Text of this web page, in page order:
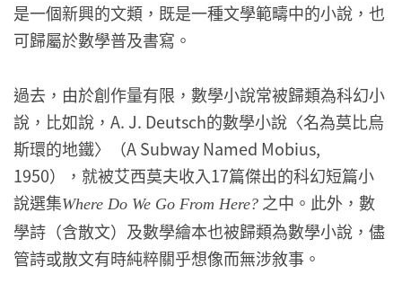
是一個新興的文類，既是一種文學範疇中的小說，也
可歸屬於數學普及書寫。
過去，由於創作量有限，數學小說常被歸類為科幻小
說，比如說，A. J. Deutsch的數學小說〈名為莫比烏
斯環的地鐵〉（A Subway Named Mobius,
1950），就被艾西莫夫收入17篇傑出的科幻短篇小
說選集Where Do We Go From Here? 之中。此外，數
學詩（含散文）及數學繪本也被歸類為數學小說，儘
管詩或散文有時純粹關乎想像而無涉敘事。